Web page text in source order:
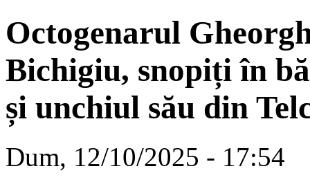
Octogenarul
Bichigiu, snopiți în
și unchiul său din
Dum, 12/10/2025 - 17:54